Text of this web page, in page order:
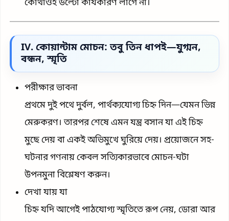
কোথাওই উল্টো কার্যকারণ লাগে না।
IV. কোয়ান্টাম মোচন: তবু তিন ধাপই—যুগ্মন,
বন্ধন, স্মৃতি
পরীক্ষার ভাবনা
প্রথমে দুই পথে দুর্বল, পার্থক্যযোগ্য চিহ্ন দিন—যেমন ভিন্ন
মেরুকরণ। তারপর শেষে এমন যন্ত্র বসান যা এই চিহ্ন
মুছে দেয় বা একই অভিমুখে ঘুরিয়ে দেয়। প্রয়োজনে সহ-
ঘটনার গণনায় কেবল সত্যিকারভাবে মোচন-ঘটা
উপনমুনা বিশ্লেষণ করুন।
দেখা যায় যা
চিহ্ন যদি আগেই পাঠযোগ্য স্মৃতিতে রূপ নেয়, ডোরা আর